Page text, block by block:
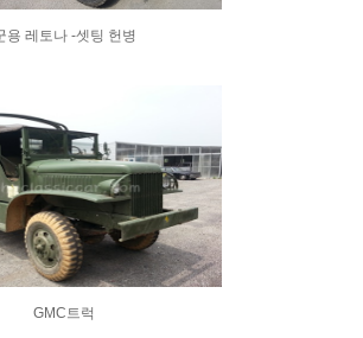
용 레토나 -셋팅 헌병
GMC트럭